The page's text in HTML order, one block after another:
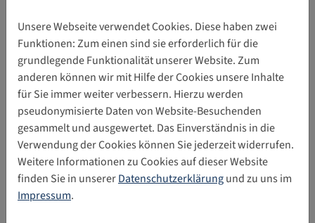
Die im März 2026 veröffentlichte Publikation von UNICEF
Deutschland thematisiert den Kinder- und
Jugendschutz in der digitalen Welt.
Globale Auswirkungen der UNCRC
Allgemeinen Bemerkungen Nr. 25 zu
Kinderrechten im digitalen Umfeld
Die Publikation Mapping the Global Impact of UNCRC
General Comment No. 25 on Children’s Rights in the
Digital Environment, verfasst von Kim R.…
Unsere Webseite verwendet Cookies. Diese haben zwei
Funktionen: Zum einen sind sie erforderlich für die
grundlegende Funktionalität unserer Website. Zum
anderen können wir mit Hilfe der Cookies unsere Inhalte
für Sie immer weiter verbessern. Hierzu werden
pseudonymisierte Daten von Website-Besuchenden
gesammelt und ausgewertet. Das Einverständnis in die
Verwendung der Cookies können Sie jederzeit widerrufen.
Weitere Informationen zu Cookies auf dieser Website
finden Sie in unsererDatenschutzerklärungund zu uns im
Impressum.